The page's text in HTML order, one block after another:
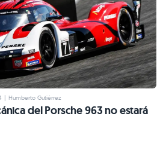
Humberto Gutiérrez
del Porsche 963 no estará